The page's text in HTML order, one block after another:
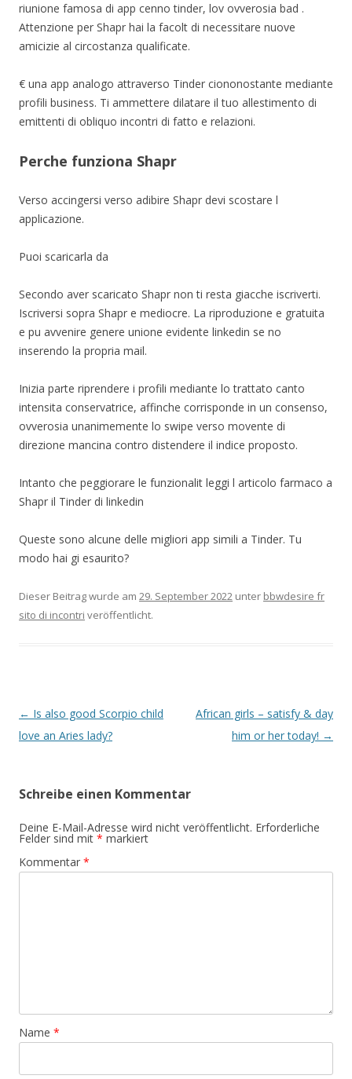
riunione famosa di app cenno tinder, lov ovverosia bad .
Attenzione per Shapr hai la facolt di necessitare nuove
amicizie al circostanza qualificate.
€ una app analogo attraverso Tinder ciononostante mediante
profili business. Ti ammettere dilatare il tuo allestimento di
emittenti di obliquo incontri di fatto e relazioni.
Perche funziona Shapr
Verso accingersi verso adibire Shapr devi scostare l
applicazione.
Puoi scaricarla da
Secondo aver scaricato Shapr non ti resta giacche iscriverti.
Iscriversi sopra Shapr e mediocre. La riproduzione e gratuita
e pu avvenire genere unione evidente linkedin se no
inserendo la propria mail.
Inizia parte riprendere i profili mediante lo trattato canto
intensita conservatrice, affinche corrisponde in un consenso,
ovverosia unanimemente lo swipe verso movente di
direzione mancina contro distendere il indice proposto.
Intanto che peggiorare le funzionalit leggi l articolo farmaco a
Shapr il Tinder di linkedin
Queste sono alcune delle migliori app simili a Tinder. Tu
modo hai gi esaurito?
Dieser Beitrag wurde am 29. September 2022 unter bbwdesire fr
sito di incontri veröffentlicht.
Beitrags-
Navigation
← Is also good Scorpio child
love an Aries lady?
African girls – satisfy & day
him or her today! →
Schreibe einen Kommentar
Deine E-Mail-Adresse wird nicht veröffentlicht. Erforderliche
Felder sind mit * markiert
Kommentar *
Name *